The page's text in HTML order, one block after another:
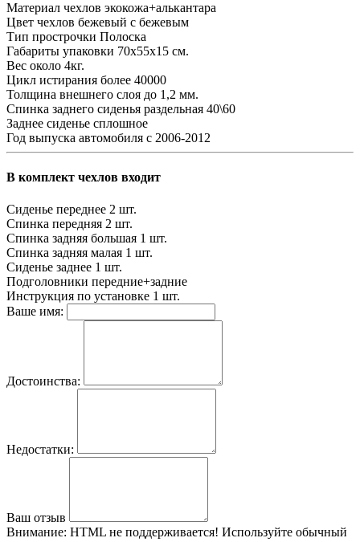
Материал чехлов экокожа+алькантара
Цвет чехлов бежевый с бежевым
Тип прострочки Полоска
Габариты упаковки 70х55х15 см.
Вес около 4кг.
Цикл истирания более 40000
Толщина внешнего слоя до 1,2 мм.
Спинка заднего сиденья раздельная 40\60
Заднее сиденье сплошное
Год выпуска автомобиля с 2006-2012
В комплект чехлов входит
Сиденье переднее 2 шт.
Спинка передняя 2 шт.
Спинка задняя большая 1 шт.
Спинка задняя малая 1 шт.
Сиденье заднее 1 шт.
Подголовники передние+задние
Инструкция по установке 1 шт.
Ваше имя:
Достоинства:
Недостатки:
Ваш отзыв
Внимание: HTML не поддерживается! Используйте обычный